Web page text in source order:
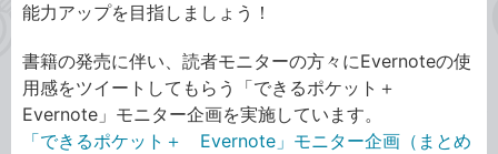
能力アップを目指しましょう！
書籍の発売に伴い、読者モニターの方々にEvernoteの使
用感をツイートしてもらう「できるポケット＋
Evernote」モニター企画を実施しています。
「できるポケット＋ Evernote」モニター企画（まとめ